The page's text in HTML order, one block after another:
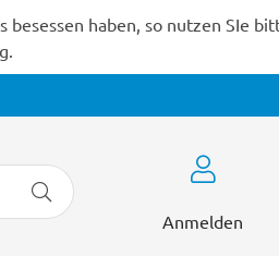
haben, so nutzen SIe
Anmelden